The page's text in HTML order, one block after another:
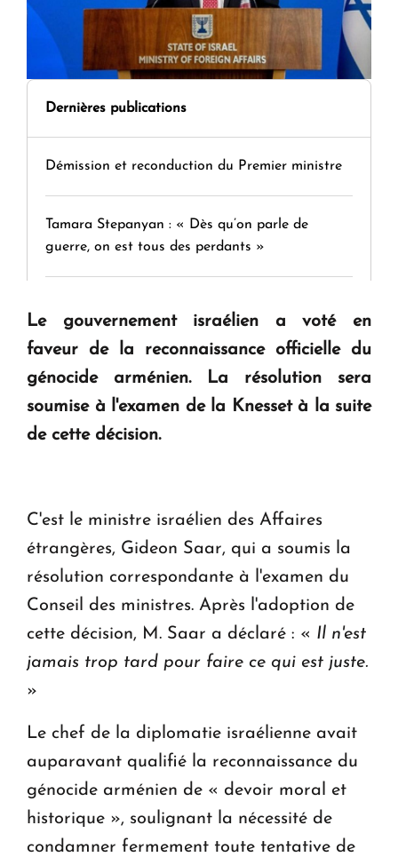
Dernières publications
Démission et reconduction du Premier ministre
Tamara Stepanyan : « Dès qu’on parle de
guerre, on est tous des perdants »
question d'un référendum ne se pose pas. "
KASA : 30 ans d'audace, de résilience et d'avenir
en Arménie
Le gouvernement israélien a voté en
faveur de la reconnaissance officielle du
génocide arménien. La résolution sera
soumise à l'examen de la Knesset à la suite
de cette décision.
C'est le ministre israélien des Affaires
étrangères, Gideon Saar, qui a soumis la
résolution correspondante à l'examen du
Conseil des ministres. Après l'adoption de
cette décision, M. Saar a déclaré : « Il n'est
jamais trop tard pour faire ce qui est juste.
»
Le chef de la diplomatie israélienne avait
auparavant qualifié la reconnaissance du
génocide arménien de « devoir moral et
historique », soulignant la nécessité de
condamner fermement toute tentative de